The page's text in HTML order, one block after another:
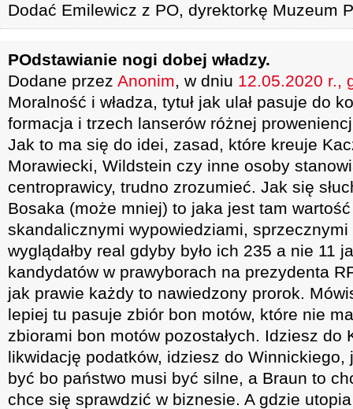
Dodać Emilewicz z PO, dyrektorkę Muzeum
POdstawianie nogi dobej władzy.
Dodane przez Anonim, w dniu 12.05.2020 r.,
Moralność i władza, tytuł jak ulał pasuje do
formacja i trzech lanserów różnej
Jak to ma się do idei, zasad, które kreuje
Morawiecki, Wildstein czy inne osoby
centroprawicy, trudno zrozumieć. Jak się
Bosaka (może mniej) to jaka jest tam
skandalicznymi wypowiedziami,
wyglądałby real gdyby było ich 235 a nie 11
kandydatów w prawyborach na prezydenta
jak prawie każdy to nawiedzony prorok.
lepiej tu pasuje zbiór bon motów, które nie
zbiorami bon motów pozostałych. Idziesz do
likwidację podatków, idziesz do Winnickiego,
być bo państwo musi być silne, a Braun to
chce się sprawdzić w biznesie. A gdzie